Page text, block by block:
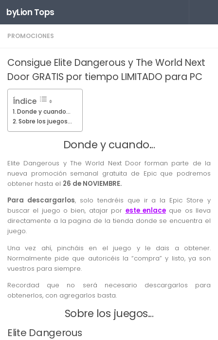
Saltar al contenido
byLion Tops
PROMOCIONES
Consigue Elite Dangerous y The World Next
Door GRATIS por tiempo LIMITADO para PC
Índice
Donde y cuando…
Sobre los juegos…
Donde y cuando…
Elite Dangerous y The World Next Door forman parte de la
nueva promoción semanal gratuita de Epic que podremos
obtener hasta el 26 de NOVIEMBRE.
Para descargarlos, solo tendréis que ir a la Epic Store y
buscar el juego o bien, atajar por este enlaceque os lleva
directamente a la pagina de la tienda donde se encuentra el
juego.
Una vez ahí, pincháis en el juego y le dais a obtener.
Normalmente pide que autoricéis la “compra” y listo, ya son
vuestros para siempre.
Recordad que no será necesario descargarlos para
obtenerlos, con agregarlos basta.
Sobre los juegos…
Elite Dangerous